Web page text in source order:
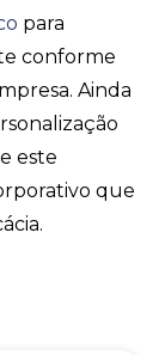
para
conforme
Ainda
este
que